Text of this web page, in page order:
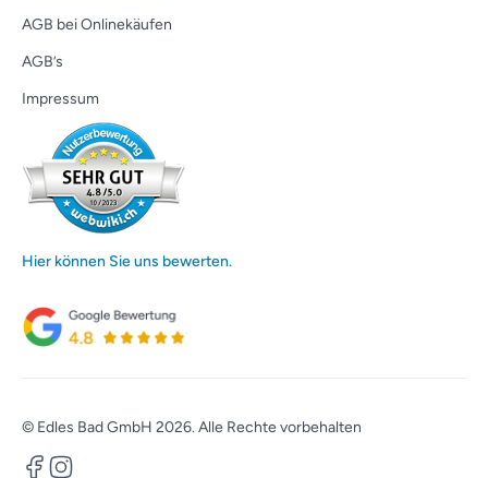
AGB bei Onlinekäufen
AGB’s
Impressum
Hier können Sie uns bewerten.
© Edles Bad GmbH 2026. Alle Rechte vorbehalten